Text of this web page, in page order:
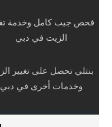
فحص جيب كامل وخدمة
الزيت في دبي
بنتلي تحصل على تغيير
وخدمات أخرى في دبي